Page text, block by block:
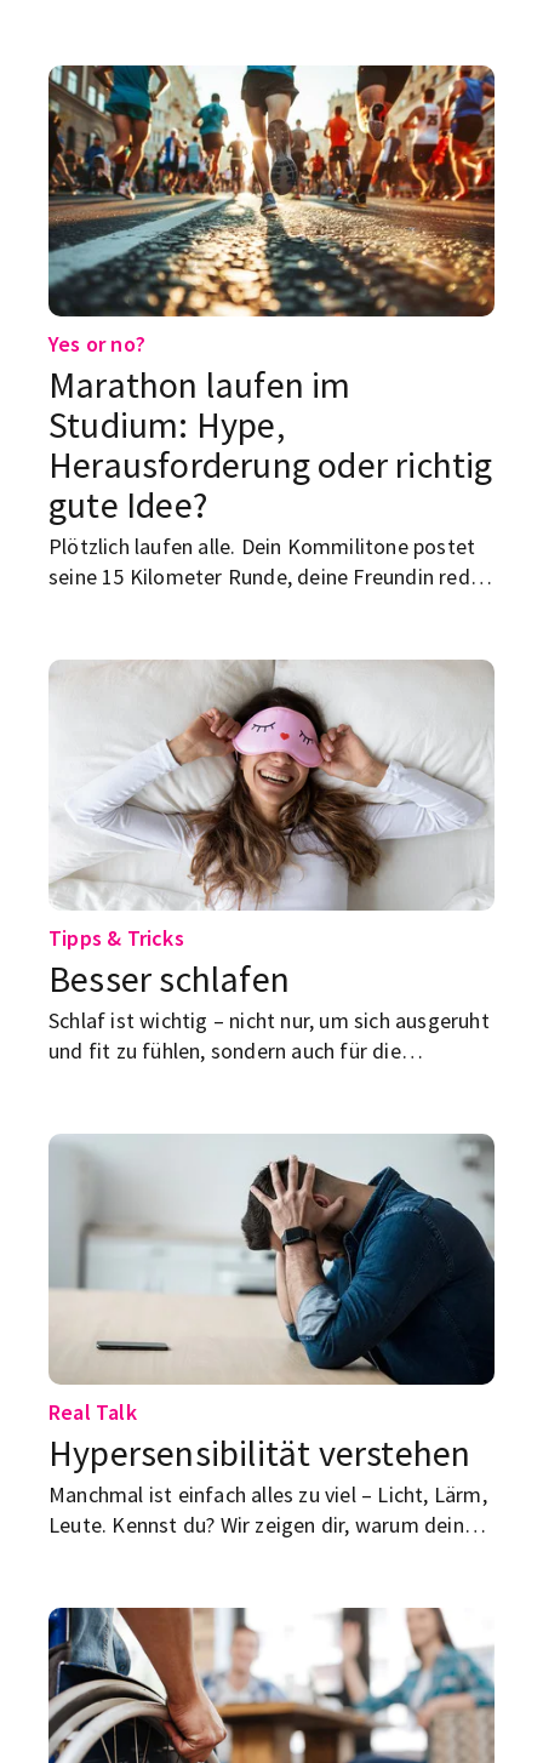
brauchst keinen perfekten Ernährungsplan,
keine teure Fitnessstudio-Mitgliedschaft und
auch keine Superfood-Bowl, deren Zutaten
mehr kosten als dein Wocheneinkauf.
Yes or no?
Marathon laufen im
Studium: Hype,
Herausforderung oder richtig
gute Idee?
Plötzlich laufen alle. Dein Kommilitone postet
seine 15 Kilometer Runde, deine Freundin redet
Studienfach mit schöneren Schuhen. Aber was
steckt hinter dem Trend?
Tipps & Tricks
Besser schlafen
Schlaf ist wichtig – nicht nur, um sich ausgeruht
und fit zu fühlen, sondern auch für die
Real Talk
Hypersensibilität verstehen
Manchmal ist einfach alles zu viel – Licht, Lärm,
Leute. Kennst du? Wir zeigen dir, warum dein
runterkommst.